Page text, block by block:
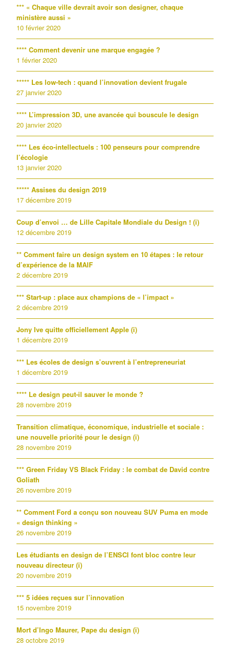
*** « Chaque ville devrait avoir son designer, chaque
ministère aussi »
10 février 2020
**** Comment devenir une marque engagée ?
1 février 2020
***** Les low-tech : quand l’innovation devient frugale
27 janvier 2020
**** L’impression 3D, une avancée qui bouscule le design
20 janvier 2020
**** Les éco-intellectuels : 100 penseurs pour comprendre
l’écologie
13 janvier 2020
***** Assises du design 2019
17 décembre 2019
Coup d’envoi … de Lille Capitale Mondiale du Design ! (i)
12 décembre 2019
** Comment faire un design system en 10 étapes : le retour
d’expérience de la MAIF
2 décembre 2019
*** Start-up : place aux champions de « l’impact »
2 décembre 2019
Jony Ive quitte officiellement Apple (i)
1 décembre 2019
*** Les écoles de design s’ouvrent à l’entrepreneuriat
1 décembre 2019
**** Le design peut-il sauver le monde ?
28 novembre 2019
Transition climatique, économique, industrielle et sociale :
une nouvelle priorité pour le design (i)
28 novembre 2019
*** Green Friday VS Black Friday : le combat de David contre
Goliath
26 novembre 2019
** Comment Ford a conçu son nouveau SUV Puma en mode
« design thinking »
26 novembre 2019
Les étudiants en design de l’ENSCI font bloc contre leur
nouveau directeur (i)
20 novembre 2019
*** 5 idées reçues sur l’innovation
15 novembre 2019
Mort d’Ingo Maurer, Pape du design (i)
28 octobre 2019